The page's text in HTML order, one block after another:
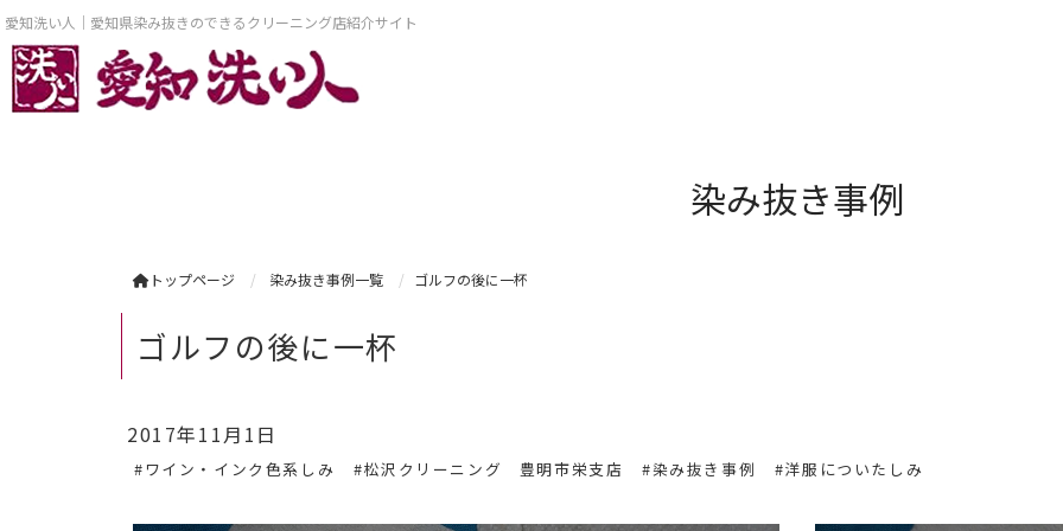
愛知洗い人｜愛知県染み抜きのできるクリーニング店紹介サイト
染み抜き事例
トップページ 染み抜き事例一覧 ゴルフの後に一杯
ゴルフの後に一杯
2017年11月1日
#ワイン・インク色系しみ #松沢クリーニング 豊明市栄支店 #染み抜き事例 #洋服についたしみ